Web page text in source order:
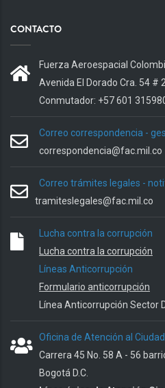
CONTACTO
Fuerza Aeroespacial
Avenida El Dorado Cra. 54 #
Conmutador: +57 601
Correo correspondencia -
correspondencia@fac.mil.co
Correo trámites legales -
tramiteslegales@fac.mil.co
Lucha contra la corrupción
Lucha contra la corrupción
Líneas Anticorrupción
Formulario anticorrupción
Línea Anticorrupción Sector
Oficina de Atención al
Carrera 45 No. 58 A - 56
Bogotá D.C.